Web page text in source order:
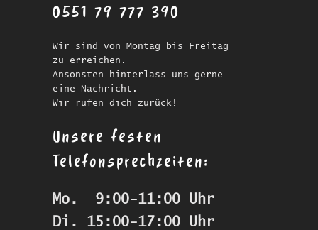
0551 79 777 390
Wir sind von Montag bis Freitag
zu erreichen.
Ansonsten hinterlass uns gerne
eine Nachricht.
Wir rufen dich zurück!
Unsere festen
Telefonsprechzeiten:
Mo.  9:00-11:00 Uhr
Di. 15:00-17:00 Uhr